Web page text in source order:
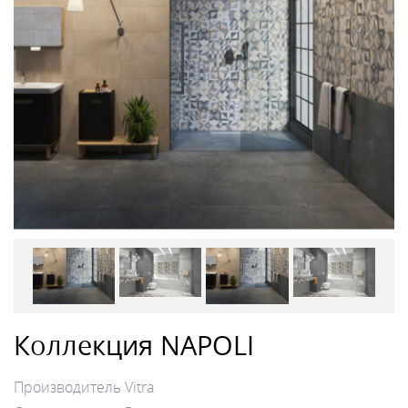
Коллекция NAPOLI
Производитель Vitra